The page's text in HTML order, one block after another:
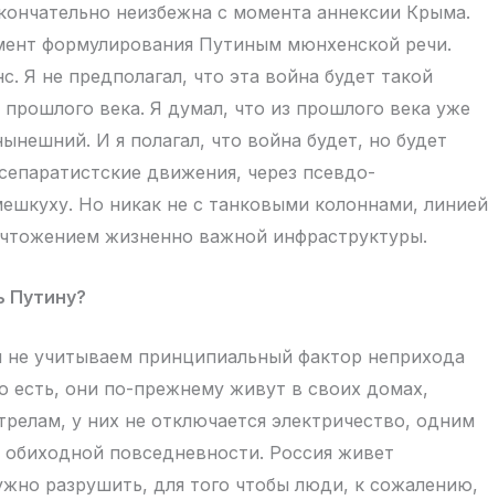
неизбежна с момента аннексии Крыма.
формулирования Путиным мюнхенской речи.
Я не предполагал, что эта война будет такой
века. Я думал, что из прошлого века уже
И я полагал, что война будет, но будет
движения, через псевдо-
Но никак не с танковыми колоннами, линией
жизненно важной инфраструктуры.
учитываем принципиальный фактор неприхода
есть, они по-прежнему живут в своих домах,
у них не отключается электричество, одним
повседневности. Россия живет
разрушить, для того чтобы люди, к сожалению,